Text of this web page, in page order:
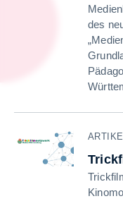
des